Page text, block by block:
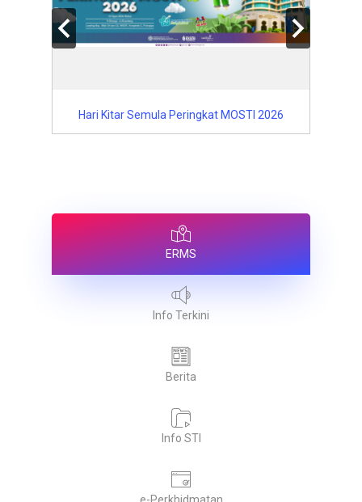
National Innovation and Commercialisation
Expo (NICE) 2026
ERMS
Info Terkini
Berita
Info STI
e-Perkhidmatan